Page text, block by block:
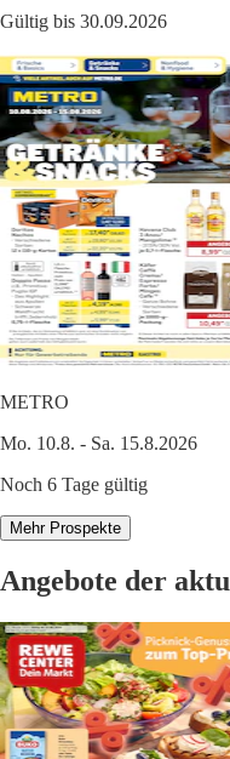
Gültig bis 30.09.2026
METRO
Mo. 10.8. - Sa. 15.8.2026
Noch 6 Tage gültig
Mehr Prospekte
Angebote der